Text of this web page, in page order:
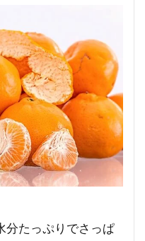
分たっぷりでさっぱ